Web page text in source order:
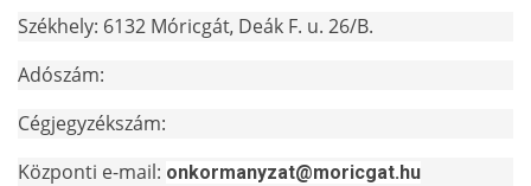
Székhely: 6132 Móricgát, Deák F. u. 26/B.
Adószám:
Cégjegyzékszám:
Központi e-mail: onkormanyzat@moricgat.hu